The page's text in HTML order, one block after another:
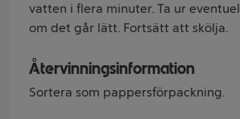
vatten i flera minuter. Ta ur
om det går lätt. Fortsätt att skölja.
Återvinningsinformation
Sortera som pappersförpackning.